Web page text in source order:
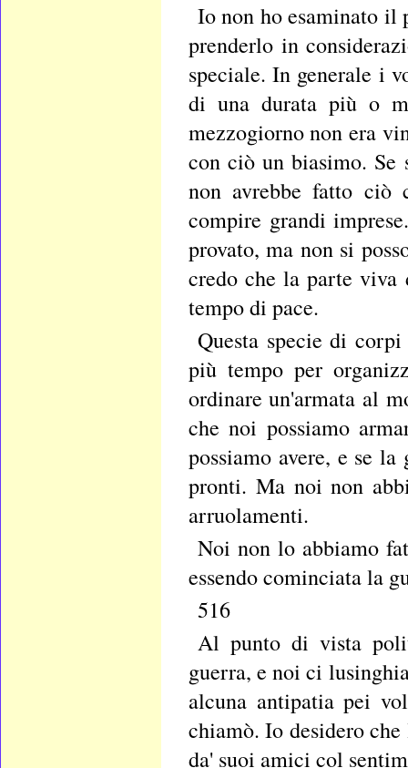
Io non ho esaminato il
prenderlo in
speciale. In generale i
di una durata più o
mezzogiorno non era
con ciò un biasimo. Se
non avrebbe fatto ciò
compire grandi
provato, ma non si
credo che la parte viva
tempo di pace.
Questa specie di
più tempo per
ordinare un'armata al
che noi possiamo
possiamo avere, e se
pronti. Ma noi non
arruolamenti.
Noi non lo abbiamo
essendo cominciata la
516
Al punto di vista
guerra, e noi ci
alcuna antipatia pei
chiamò. Io desidero
da' suoi amici col